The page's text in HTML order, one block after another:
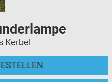
Kerbel